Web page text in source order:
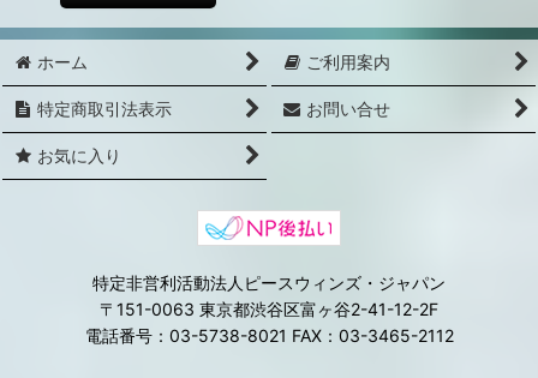
ホーム ご利用案内
特定商取引法表示 お問い合せ
お気に入り
特定非営利活動法人ピースウィンズ・ジャパン
〒151-0063 東京都渋谷区富ヶ谷2-41-12-2F
電話番号：03-5738-8021 FAX：03-3465-2112